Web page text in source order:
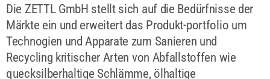
Die ZETTL GmbH stellt sich auf die Bedürfnisse der
Märkte ein und erweitert das Produkt-portfolio um
Technogien und Apparate zum Sanieren und
Recycling kritischer Arten von Abfallstoffen wie
quecksilberhaltige Schlämme, ölhaltige